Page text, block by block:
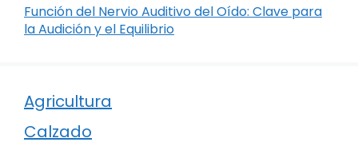
Función del Nervio Auditivo del Oído: Clave para
la Audición y el Equilibrio
Agricultura
Calzado